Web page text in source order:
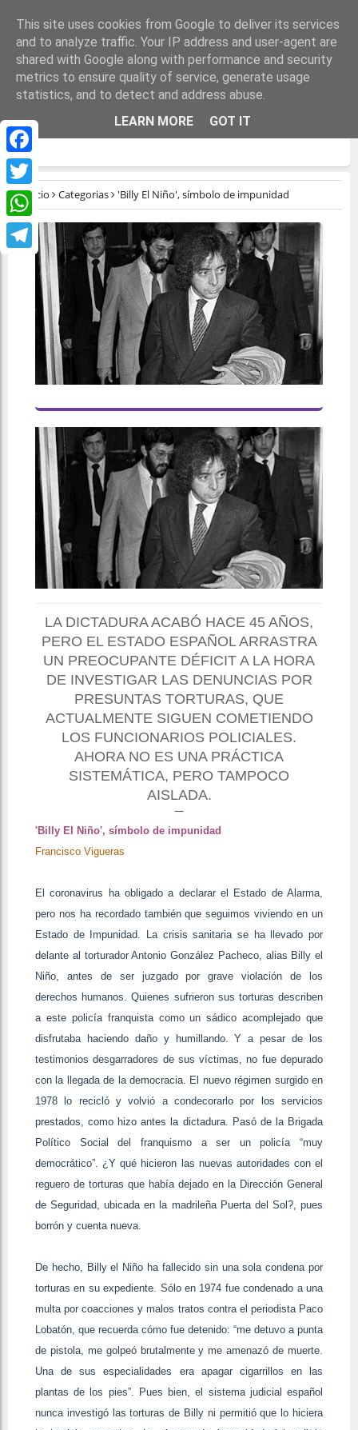
Facebook
Twitter
WhatsApp
Telegram
'BILLY EL NIÑO', SÍMBOLO DE
IMPUNIDAD
Inicio Categorias 'Billy El Niño', símbolo de impunidad
LA DICTADURA ACABÓ HACE 45 AÑOS,
PERO EL ESTADO ESPAÑOL ARRASTRA
UN PREOCUPANTE DÉFICIT A LA HORA
DE INVESTIGAR LAS DENUNCIAS POR
PRESUNTAS TORTURAS, QUE
ACTUALMENTE SIGUEN COMETIENDO
LOS FUNCIONARIOS POLICIALES.
AHORA NO ES UNA PRÁCTICA
SISTEMÁTICA, PERO TAMPOCO
AISLADA.
'Billy El Niño', símbolo de impunidad
Francisco Vigueras
El coronavirus ha obligado a declarar el Estado de Alarma,
pero nos ha recordado también que seguimos viviendo en un
Estado de Impunidad. La crisis sanitaria se ha llevado por
delante al torturador Antonio González Pacheco, alias Billy el
Niño, antes de ser juzgado por grave violación de los
derechos humanos. Quienes sufrieron sus torturas describen
a este policía franquista como un sádico acomplejado que
disfrutaba haciendo daño y humillando. Y a pesar de los
testimonios desgarradores de sus víctimas, no fue depurado
con la llegada de la democracia. El nuevo régimen surgido en
1978 lo recicló y volvió a condecorarlo por los servicios
prestados, como hizo antes la dictadura. Pasó de la Brigada
Político Social del franquismo a ser un policía “muy
democrático”. ¿Y qué hicieron las nuevas autoridades con el
reguero de torturas que había dejado en la Dirección General
de Seguridad, ubicada en la madrileña Puerta del Sol?, pues
borrón y cuenta nueva.
De hecho, Billy el Niño ha fallecido sin una sola condena por
torturas en su expediente. Sólo en 1974 fue condenado a una
multa por coacciones y malos tratos contra el periodista Paco
Lobatón, que recuerda cómo fue detenido: “me detuvo a punta
de pistola, me golpeó brutalmente y me amenazó de muerte.
Una de sus especialidades era apagar cigarrillos en las
plantas de los pies”. Pues bien, el sistema judicial español
nunca investigó las torturas de Billy ni permitió que lo hiciera
This site uses cookies from Google to deliver its services
and to analyze traffic. Your IP address and user-agent are
shared with Google along with performance and security
metrics to ensure quality of service, generate usage
statistics, and to detect and address abuse.
LEARN MORE
GOT IT